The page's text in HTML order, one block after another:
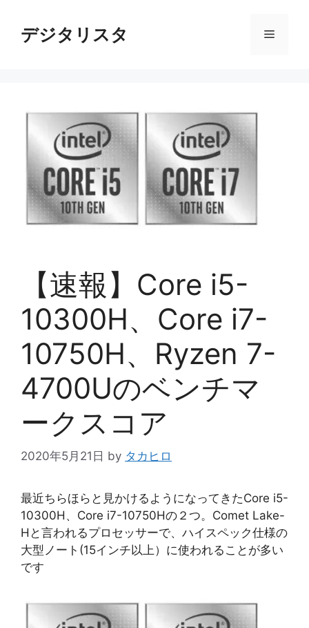
デジタリスタ メ
【速報】Core i5-
10300H、Core i7-
10750H、Ryzen 7-
4700Uのベンチマ
ークスコア
2020年5月21日 by タカヒロ
最近ちらほらと見かけるようになってきたCore i5-
10300H、Core i7-10750Hの２つ。Comet Lake-
Hと言われるプロセッサーで、ハイスペック仕様の
大型ノート(15インチ以上）に使われることが多い
です